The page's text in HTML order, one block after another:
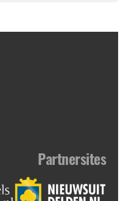
Partnersites